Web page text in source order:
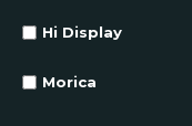
Hi Display
Morica